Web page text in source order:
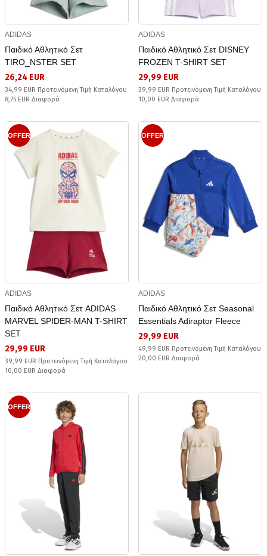
ADIDAS
Παιδικό Αθλητικό Σετ
TIRO_NSTER SET
26,24 EUR
34,99 EUR Προτεινόμενη Τιμή Καταλόγου
8,75 EUR Διαφορά
ADIDAS
Παιδικό Αθλητικό Σετ DISNEY
FROZEN T-SHIRT SET
29,99 EUR
39,99 EUR Προτεινόμενη Τιμή Καταλόγου
10,00 EUR Διαφορά
OFFER
ADIDAS
Παιδικό Αθλητικό Σετ ADIDAS
MARVEL SPIDER-MAN T-SHIRT
SET
29,99 EUR
39,99 EUR Προτεινόμενη Τιμή Καταλόγου
10,00 EUR Διαφορά
OFFER
ADIDAS
Παιδικό Αθλητικό Σετ Seasonal
Essentials Adiraptor Fleece
29,99 EUR
49,99 EUR Προτεινόμενη Τιμή Καταλόγου
20,00 EUR Διαφορά
OFFER